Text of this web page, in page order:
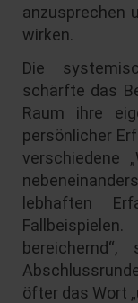
anzusprechen
wirken.
Die
schärfte das
Raum ihre
persönlicher
verschiedene
lebhaften
öfter das Wort